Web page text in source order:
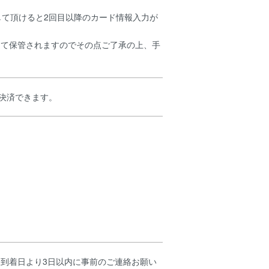
頂けると2回目以降のカード情報入力が
保管されますのでその点ご了承の上、手
済できます。
着日より3日以内に事前のご連絡お願い